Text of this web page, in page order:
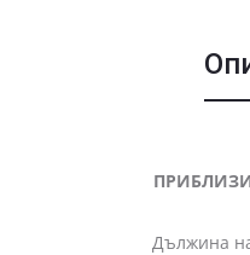
Дължина